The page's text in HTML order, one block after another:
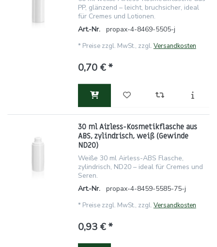
PP, glänzend – leicht, bruchsicher, ideal
für Cremes und Lotionen.
Art.-Nr.
propax-4-8469-5505-j
* Preise zzgl. MwSt., zzgl. Versandkosten
0,70 € *
30 ml Airless-Kosmetikflasche aus
ABS, zylindrisch, weiß (Gewinde
ND20)
Weiße 30 ml Airless-ABS Flasche,
zylindrisch, ND20 – ideal für Cremes und
Seren.
Art.-Nr.
propax-4-8459-5585-75-j
* Preise zzgl. MwSt., zzgl. Versandkosten
0,93 € *